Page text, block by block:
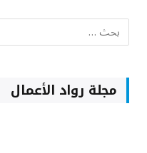
مجلة رواد الأعمال